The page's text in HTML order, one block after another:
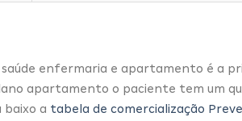
enfermaria e apartamento é a
apartamento o paciente tem um
baixo a tabela de comercialização